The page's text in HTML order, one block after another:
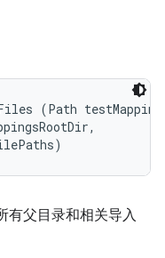
(Path
有父目录和相关导入